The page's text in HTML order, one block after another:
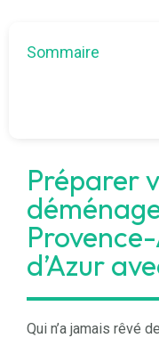
Sommaire
Préparer
d’Azur
Qui n’a jamais rêvé